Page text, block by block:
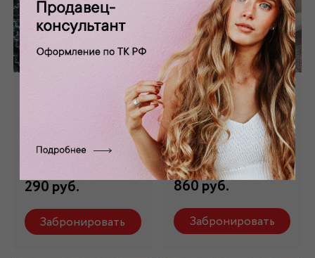
Состав: 100% пэ
290 руб.
Забронировать
Сетка-стрейч
белая С-001/1
Состав: 92% пэ, 8%
эластан
860 руб.
Забронировать